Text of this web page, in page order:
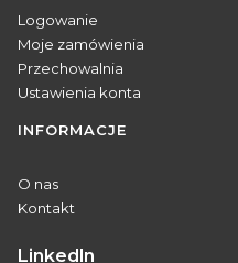
Logowanie
Moje zamówienia
Przechowalnia
Ustawienia konta
INFORMACJE
O nas
Kontakt
Linkedln